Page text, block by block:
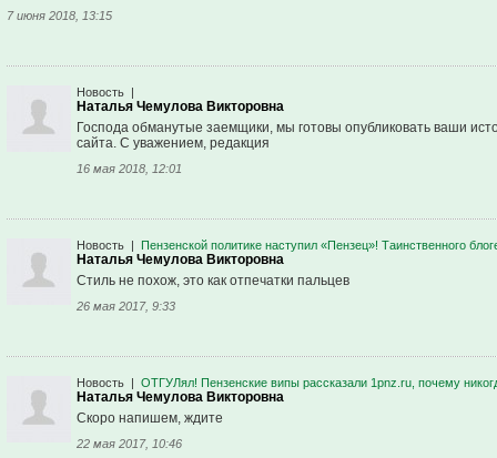
7 июня 2018, 13:15
Новость |
Наталья Чемулова Викторовна
Господа обманутые заемщики, мы готовы опубликовать ваши
сайта. С уважением, редакция
16 мая 2018, 12:01
Новость Пензенской политике наступил «Пензец»! Таинственного
Наталья Чемулова Викторовна
Стиль не похож, это как отпечатки пальцев
26 мая 2017, 9:33
Новость ОТГУЛял! Пензенские випы рассказали 1pnz.ru, почему
Наталья Чемулова Викторовна
Скоро напишем, ждите
22 мая 2017, 10:46